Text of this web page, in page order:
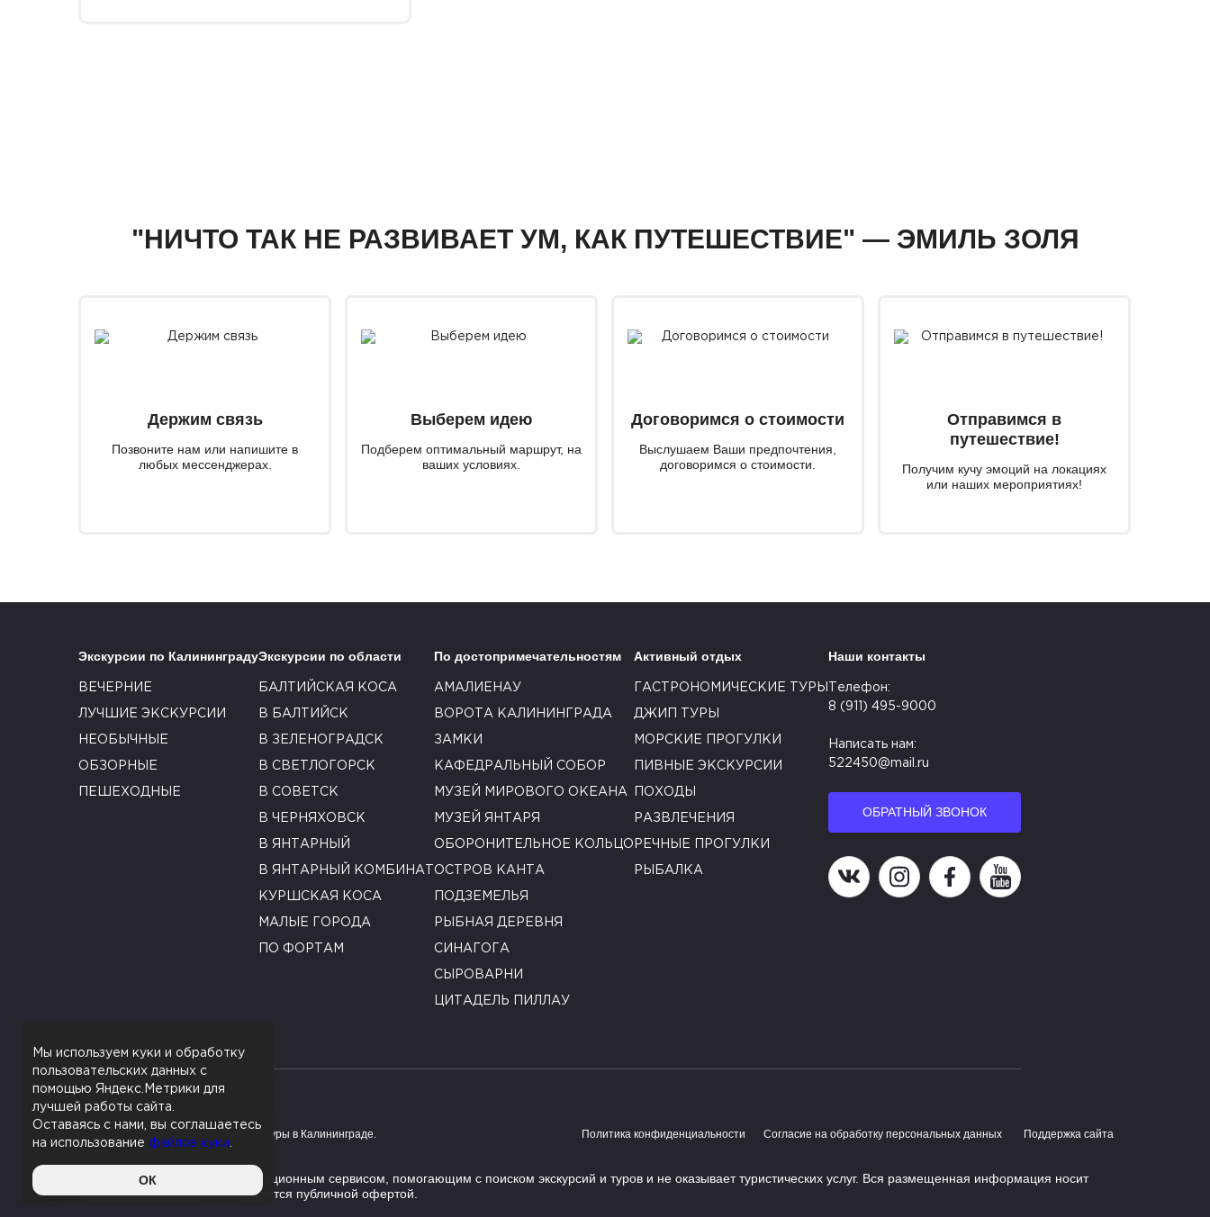
"НИЧТО ТАК НЕ РАЗВИВАЕТ УМ, КАК ПУТЕШЕСТВИЕ" — ЭМИЛЬ ЗОЛЯ
Держим связь
Позвоните нам или напишите в
любых мессенджерах.
Выберем идею
Подберем оптимальный маршрут, на
ваших условиях.
Договоримся о стоимости
Выслушаем Ваши предпочтения,
договоримся о стоимости.
Отправимся в
путешествие!
Получим кучу эмоций на локациях
или наших мероприятиях!
Экскурсии по Калининграду
ВЕЧЕРНИЕ
ЛУЧШИЕ ЭКСКУРСИИ
НЕОБЫЧНЫЕ
ОБЗОРНЫЕ
ПЕШЕХОДНЫЕ
Экскурсии по области
БАЛТИЙСКАЯ КОСА
В БАЛТИЙСК
В ЗЕЛЕНОГРАДСК
В СВЕТЛОГОРСК
В СОВЕТСК
В ЧЕРНЯХОВСК
В ЯНТАРНЫЙ
В ЯНТАРНЫЙ КОМБИНАТ
КУРШСКАЯ КОСА
МАЛЫЕ ГОРОДА
ПО ФОРТАМ
По достопримечательностям
АМАЛИЕНАУ
ВОРОТА КАЛИНИНГРАДА
ЗАМКИ
КАФЕДРАЛЬНЫЙ СОБОР
МУЗЕЙ МИРОВОГО ОКЕАНА
МУЗЕЙ ЯНТАРЯ
ОБОРОНИТЕЛЬНОЕ КОЛЬЦО
ОСТРОВ КАНТА
ПОДЗЕМЕЛЬЯ
РЫБНАЯ ДЕРЕВНЯ
СИНАГОГА
СЫРОВАРНИ
ЦИТАДЕЛЬ ПИЛЛАУ
Активный отдых
ГАСТРОНОМИЧЕСКИЕ ТУРЫ
ДЖИП ТУРЫ
МОРСКИЕ ПРОГУЛКИ
ПИВНЫЕ ЭКСКУРСИИ
ПОХОДЫ
РАЗВЛЕЧЕНИЯ
РЕЧНЫЕ ПРОГУЛКИ
РЫБАЛКА
Наши контакты
Телефон:
8 (911) 495-9000
Написать нам:
522450@mail.ru
ОБРАТНЫЙ ЗВОНОК
Наша группа в ВК
Наша страница в Instagram
Наша группа в Facebook
Наш канал на YouTube
© 2010-2026 Экскурсии и авторские туры в Калининграде. Политика конфиденциальности Согласие на обработку персональных данных
Работает на HostCMS Поддержка сайта
Данный сайт является информационным сервисом, помогающим с поиском экскурсий и туров и не оказывает туристических услуг. Вся размещенная информация носит
справочный характер и не является публичной офертой.
Мы используем куки и обработку
пользовательских данных с
помощью Яндекс.Метрики для
лучшей работы сайта.
Оставаясь с нами, вы соглашаетесь
на использование файлов куки
ОК